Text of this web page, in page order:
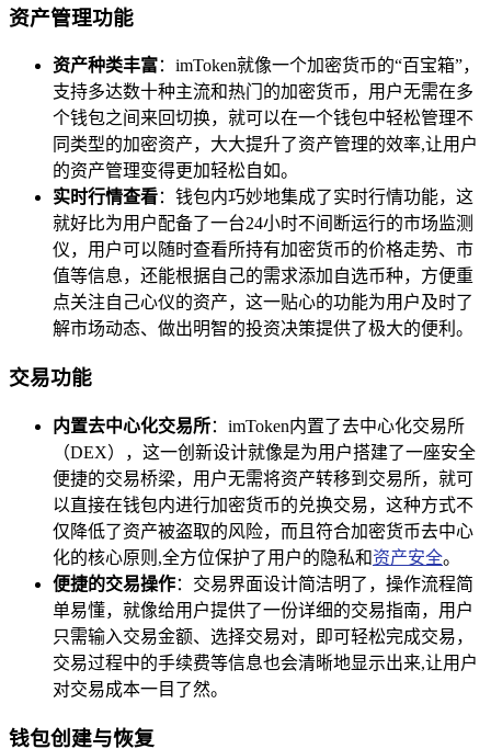
资产管理功能
资产种类丰富：imToken就像一个加密货币的“百宝箱”，
支持多达数十种主流和热门的加密货币，用户无需在多
个钱包之间来回切换，就可以在一个钱包中轻松管理不
同类型的加密资产，大大提升了资产管理的效率,让用户
的资产管理变得更加轻松自如。
实时行情查看：钱包内巧妙地集成了实时行情功能，这
就好比为用户配备了一台24小时不间断运行的市场监测
仪，用户可以随时查看所持有加密货币的价格走势、市
值等信息，还能根据自己的需求添加自选币种，方便重
点关注自己心仪的资产，这一贴心的功能为用户及时了
解市场动态、做出明智的投资决策提供了极大的便利。
交易功能
内置去中心化交易所：imToken内置了去中心化交易所
（DEX），这一创新设计就像是为用户搭建了一座安全
便捷的交易桥梁，用户无需将资产转移到交易所，就可
以直接在钱包内进行加密货币的兑换交易，这种方式不
仅降低了资产被盗取的风险，而且符合加密货币去中心
化的核心原则,全方位保护了用户的隐私和资产安全。
便捷的交易操作：交易界面设计简洁明了，操作流程简
单易懂，就像给用户提供了一份详细的交易指南，用户
只需输入交易金额、选择交易对，即可轻松完成交易，
交易过程中的手续费等信息也会清晰地显示出来,让用户
对交易成本一目了然。
钱包创建与恢复